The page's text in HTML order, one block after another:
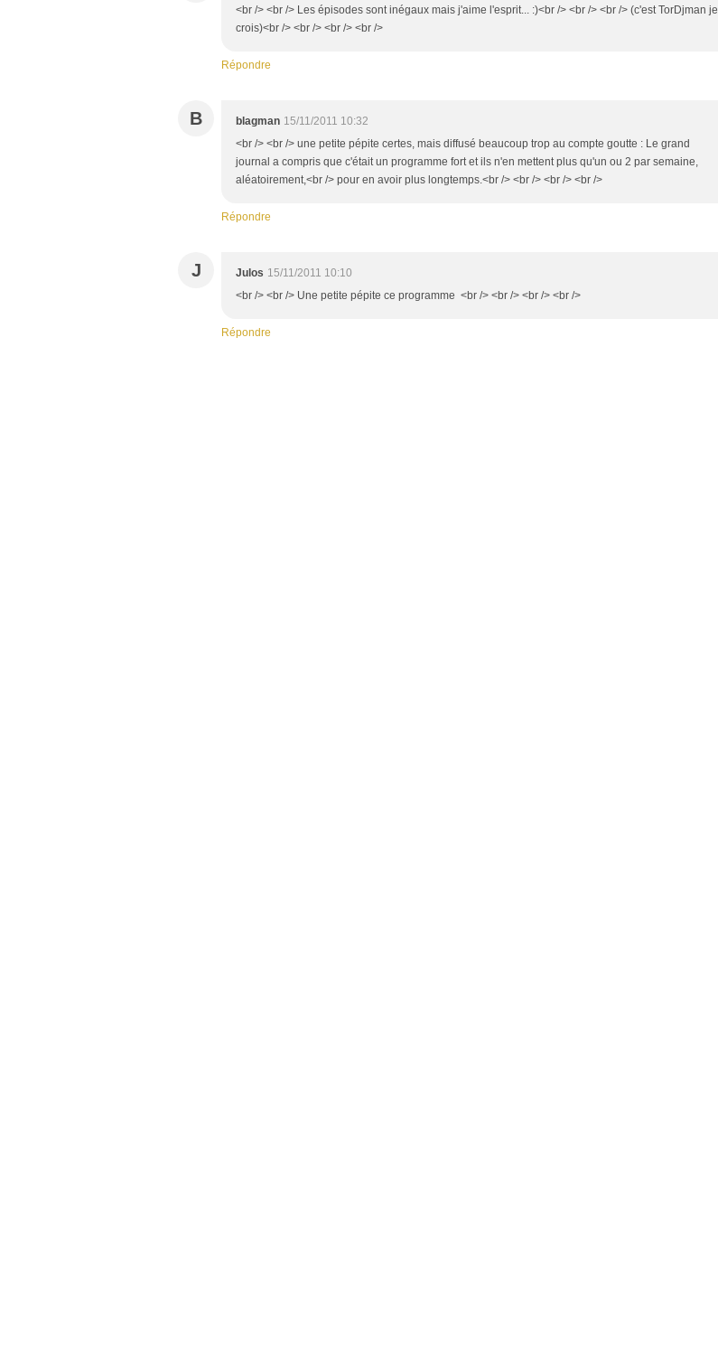
<br /> <br /> Les épisodes sont inégaux mais j'aime l'esprit... :)<br /> <br /> <br /> (c'est TorDjman je
crois)<br /> <br /> <br /> <br />
Répondre
B blagman 15/11/2011 10:32
<br /> <br /> une petite pépite certes, mais diffusé beaucoup trop au compte goutte : Le grand
journal a compris que c'était un programme fort et ils n'en mettent plus qu'un ou 2 par semaine,
aléatoirement,<br /> pour en avoir plus longtemps.<br /> <br /> <br /> <br />
Répondre
J Julos 15/11/2011 10:10
<br /> <br /> Une petite pépite ce programme <br /> <br /> <br /> <br />
Répondre